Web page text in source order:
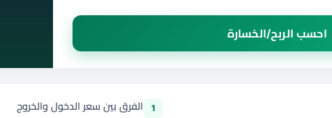
احسب الربح/الخسارة
1 الفرق بين سعر الدخول والخروج